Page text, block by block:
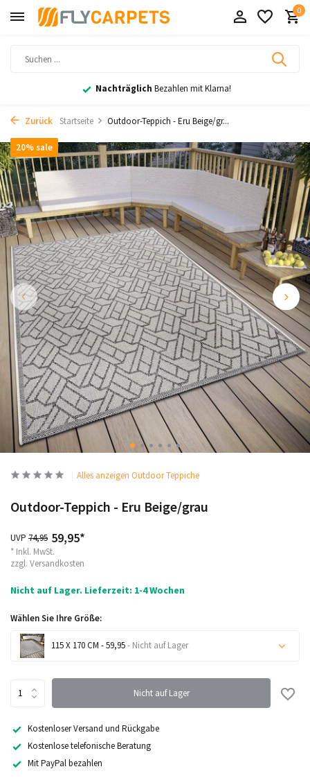
0
Nachträglich Bezahlen mit Klarna!
Zurück Startseite Outdoor-Teppich - Eru Beige/gr...
20% sale
Alles anzeigen Outdoor Teppiche
Outdoor-Teppich - Eru Beige/grau
UVP 74,95 59,95*
* Inkl. MwSt.
zzgl. Versandkosten
Nicht auf Lager. Lieferzeit: 1-4 Wochen
Wählen Sie Ihre Größe:
115 X 170 CM - 59,95- Nicht auf Lager
Nicht auf Lager
Nicht auf Lager
Kostenloser Versand und Rückgabe
Kostenlose telefonische Beratung
Mit PayPal bezahlen